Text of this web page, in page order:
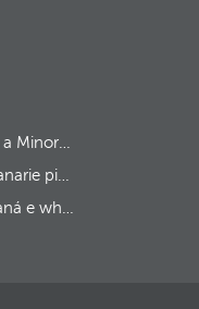
Mare, spiagge, natura e i tramonti a Minorca più spettacolari
Tutte le informazioni sulle isole Canarie più curiose e singolari
Osservazione delle balene a Samaná e whale watching ai Caraibi